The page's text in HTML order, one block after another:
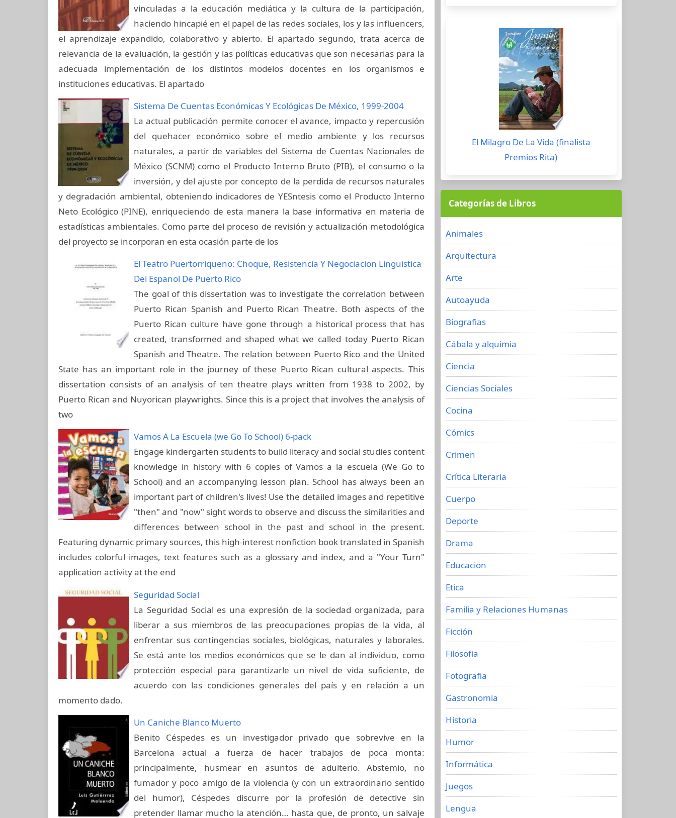
vinculadas a la educación mediática y la cultura de la participación,
haciendo hincapié en el papel de las redes sociales, los y las influencers,
el aprendizaje expandido, colaborativo y abierto. El apartado segundo, trata acerca de
relevancia de la evaluación, la gestión y las políticas educativas que son necesarias para la
adecuada implementación de los distintos modelos docentes en los organismos e
instituciones educativas. El apartado
Sistema De Cuentas Económicas Y Ecológicas De México, 1999-2004
La actual publicación permite conocer el avance, impacto y repercusión
del quehacer económico sobre el medio ambiente y los recursos
naturales, a partir de variables del Sistema de Cuentas Nacionales de
México (SCNM) como el Producto Interno Bruto (PIB), el consumo o la
inversión, y del ajuste por concepto de la perdida de recursos naturales
y degradación ambiental, obteniendo indicadores de YESntesis como el Producto Interno
Neto Ecológico (PINE), enriqueciendo de esta manera la base informativa en materia de
estadísticas ambientales. Como parte del proceso de revisión y actualización metodológica
del proyecto se incorporan en esta ocasión parte de los
El Teatro Puertorriqueno: Choque, Resistencia Y Negociacion Linguistica
Del Espanol De Puerto Rico
The goal of this dissertation was to investigate the correlation between
Puerto Rican Spanish and Puerto Rican Theatre. Both aspects of the
Puerto Rican culture have gone through a historical process that has
created, transformed and shaped what we called today Puerto Rican
Spanish and Theatre. The relation between Puerto Rico and the United
State has an important role in the journey of these Puerto Rican cultural aspects. This
dissertation consists of an analysis of ten theatre plays written from 1938 to 2002, by
Puerto Rican and Nuyorican playwrights. Since this is a project that involves the analysis of
two
Vamos A La Escuela (we Go To School) 6-pack
Engage kindergarten students to build literacy and social studies content
knowledge in history with 6 copies of Vamos a la escuela (We Go to
School) and an accompanying lesson plan. School has always been an
important part of children's lives! Use the detailed images and repetitive
"then" and "now" sight words to observe and discuss the similarities and
differences between school in the past and school in the present.
Featuring dynamic primary sources, this high-interest nonfiction book translated in Spanish
includes colorful images, text features such as a glossary and index, and a "Your Turn"
application activity at the end
Seguridad Social
La Seguridad Social es una expresión de la sociedad organizada, para
liberar a sus miembros de las preocupaciones propias de la vida, al
enfrentar sus contingencias sociales, biológicas, naturales y laborales.
Se está ante los medios económicos que se le dan al individuo, como
protección especial para garantizarle un nivel de vida suficiente, de
acuerdo con las condiciones generales del país y en relación a un
momento dado.
Un Caniche Blanco Muerto
Benito Céspedes es un investigador privado que sobrevive en la
Barcelona actual a fuerza de hacer trabajos de poca monta:
principalmente, husmear en asuntos de adulterio. Abstemio, no
fumador y poco amigo de la violencia (y con un extraordinario sentido
del humor), Céspedes discurre por la profesión de detective sin
pretender llamar mucho la atención… hasta que, de pronto, un salvaje
El Milagro De La Vida (finalista
Premios Rita)
Categorías de Libros
Animales
Arquitectura
Arte
Autoayuda
Biografias
Cábala y alquimia
Ciencia
Ciencias Sociales
Cocina
Cómics
Crimen
Crítica Literaria
Cuerpo
Deporte
Drama
Educacion
Etica
Familia y Relaciones Humanas
Ficción
Filosofia
Fotografia
Gastronomia
Historia
Humor
Informática
Juegos
Lengua